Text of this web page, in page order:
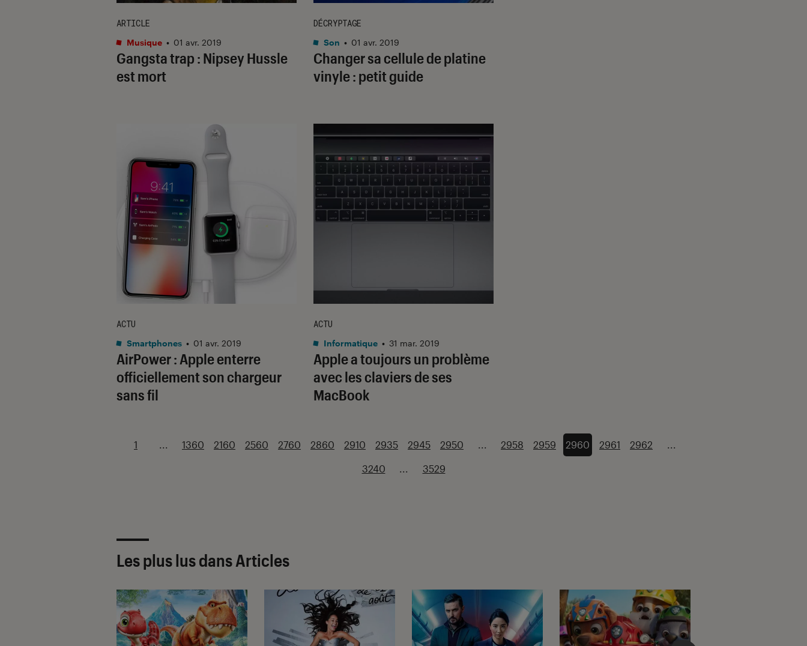
Gangsta trap : Nipsey Hussle
est mort
ARTICLE
Musique • 01 avr. 2019
Changer sa cellule de platine
vinyle : petit guide
DÉCRYPTAGE
Son • 01 avr. 2019
AirPower : Apple enterre
officiellement son chargeur
sans fil
ACTU
Smartphones • 01 avr. 2019
Apple a toujours un problème
avec les claviers de ses
MacBook
ACTU
Informatique • 31 mar. 2019
1 ... 1360 2160 2560 2760 2860 2910 2935 2945 2950 ... 2958 2959 2960 2961 2962 ...
3240 ... 3529
Les plus lus dans Articles